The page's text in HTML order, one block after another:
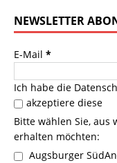
NEWSLETTER
E-Mail *
Ich habe die
akzeptiere diese
Bitte wählen Sie, aus
erhalten möchten:
Augsburger